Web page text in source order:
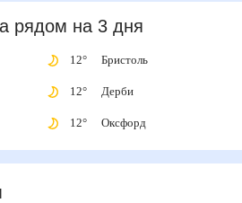
рядомна 3 дня
12° Бристоль
12° Дерби
12° Оксфорд